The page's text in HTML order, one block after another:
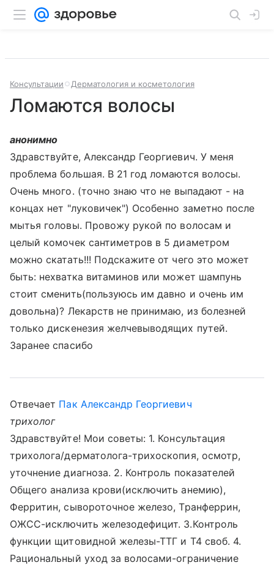
Консультации Дерматология и косметология
Ломаются волосы
анонимно
Здравствуйте, Александр Георгиевич. У меня
проблема большая. В 21 год ломаются волосы.
Очень много. (точно знаю что не выпадают - на
концах нет "луковичек") Особенно заметно после
мытья головы. Провожу рукой по волосам и
целый комочек сантиметров в 5 диаметром
можно скатать!!! Подскажите от чего это может
быть: нехватка витаминов или может шампунь
стоит сменить(пользуюсь им давно и очень им
довольна)? Лекарств не принимаю, из болезней
только дискенезия желчевыводящих путей.
Заранее спасибо
Отвечает Пак Александр Георгиевич
трихолог
Здравствуйте! Мои советы: 1. Консультация
трихолога/дерматолога-трихоскопия, осмотр,
уточнение диагноза. 2. Контроль показателей
Общего анализа крови(исключить анемию),
Ферритин, сывороточное железо, Транферрин,
ОЖСС-исключить железодефицит. 3.Контроль
функции щитовидной железы-ТТГ и Т4 своб. 4.
Рациональный уход за волосами-ограничение